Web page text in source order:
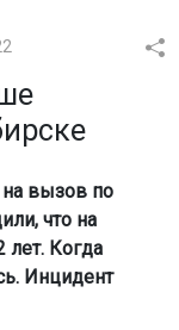
Фото: МАСС
и крыши
Это
РФ и